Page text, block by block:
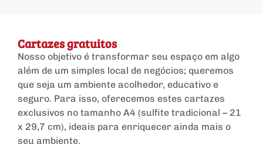
Cartazes gratuitos
Nosso objetivo é transformar seu espaço em algo
além de um simples local de negócios; queremos
que seja um ambiente acolhedor, educativo e
seguro. Para isso, oferecemos estes cartazes
exclusivos no tamanho A4 (sulfite tradicional – 21
x 29,7 cm), ideais para enriquecer ainda mais o
seu ambiente.